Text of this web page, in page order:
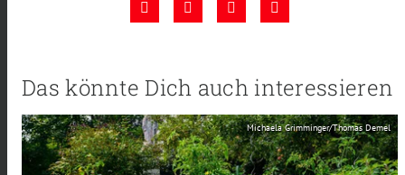
Das könnte Dich auch interessieren
Michaela Grimminger/Thomas Demel